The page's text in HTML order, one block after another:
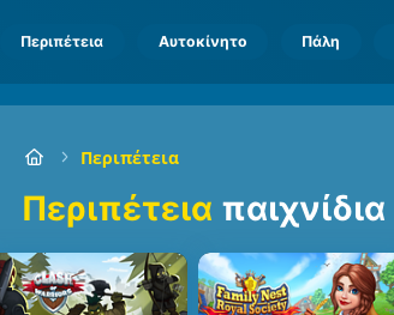
Περιπέτεια Αυτοκίνητο Πάλη
Περιπέτεια
Περιπέτεια παιχνίδια